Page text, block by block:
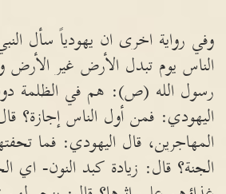
وفي رواية اخرى ان يهودياً سأل
الناس يوم تبدل الأرض غير الأرض
رسول الله (ص): هم في الظلمة
اليهودي: فمن أول الناس إجازة؟
المهاجرين، قال اليهودي: فما
الجنة؟ قال: زيادة كبد النون-